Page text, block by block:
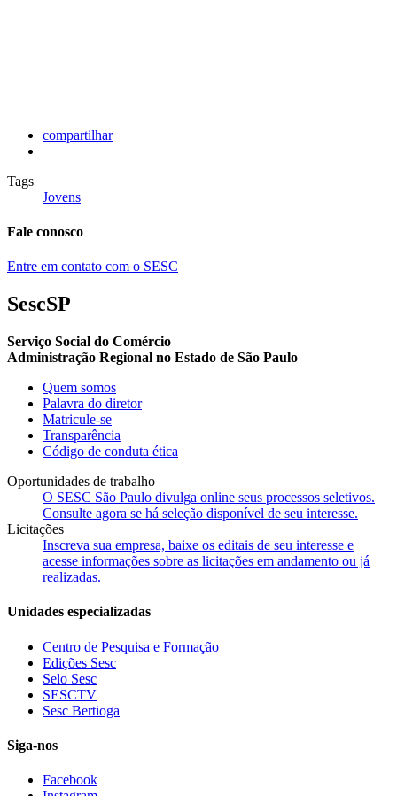
compartilhar
Tags
Jovens
Fale conosco
Entre em contato com o SESC
SescSP
Serviço Social do Comércio
Administração Regional no Estado de São Paulo
Quem somos
Palavra do diretor
Matricule-se
Transparência
Código de conduta ética
Oportunidades de trabalho
O SESC São Paulo divulga online seus processos seletivos.
Consulte agora se há seleção disponível de seu interesse.
Licitações
Inscreva sua empresa, baixe os editais de seu interesse e
acesse informações sobre as licitações em andamento ou já
realizadas.
Unidades especializadas
Centro de Pesquisa e Formação
Edições Sesc
Selo Sesc
SESCTV
Sesc Bertioga
Siga-nos
Facebook